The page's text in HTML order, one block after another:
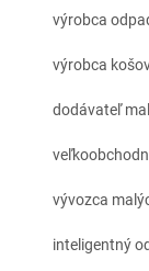
výrobca
výrobca
dodávateľ
vývozca
inteligentný